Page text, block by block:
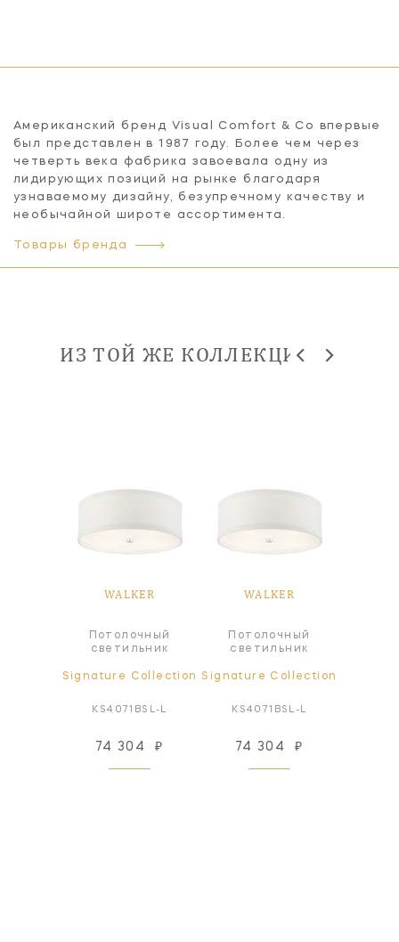
Американский бренд Visual Comfort & Co впервые
был представлен в 1987 году. Более чем через
четверть века фабрика завоевала одну из
лидирующих позиций на рынке благодаря
узнаваемому дизайну, безупречному качеству и
необычайной широте ассортимента.
Товары бренда
ИЗ ТОЙ ЖЕ КОЛЛЕКЦИИ
WALKER
Потолочный
светильник
Signature Collection
KS4071BSL-L
74 304 ₽
WALKER
Потолочный
светильник
Signature Collection
KS4071BSL-L
74 304 ₽